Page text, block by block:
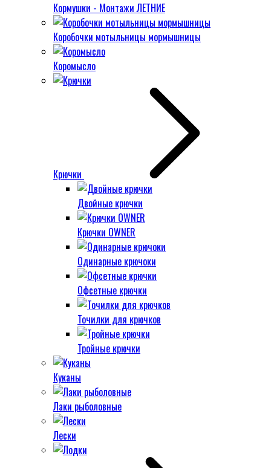
Кормушки - Монтажи ЛЕТНИЕ
Коробочки мотыльницы мормышницы
Коромысло
Крючки
Двойные крючки
Крючки OWNER
Одинарные крючоки
Офсетные крючки
Точилки для крючков
Тройные крючки
Куканы
Лаки рыболовные
Лески